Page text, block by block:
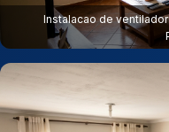
Instalacao de